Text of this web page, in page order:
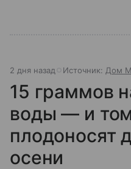
2 дня назад Источник: Дом
15 граммов
воды — и
плодоносят
осени